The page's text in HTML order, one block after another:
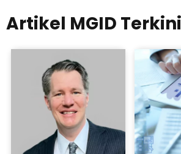
Artikel MGID Terkini